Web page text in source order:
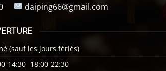
daiping66@gmail.com
(sauf les jours fériés)
14:30 18:00-22:30